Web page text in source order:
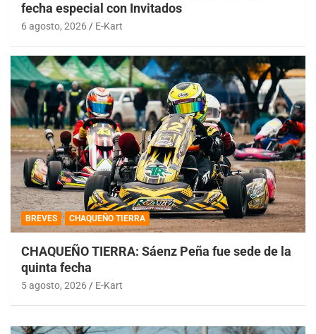
fecha especial con Invitados
6 agosto, 2026 E-Kart
BREVES CHAQUEÑO TIERRA
CHAQUEÑO TIERRA: Sáenz Peña fue sede de la
quinta fecha
5 agosto, 2026 E-Kart